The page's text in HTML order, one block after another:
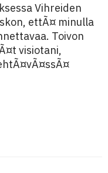
Vihreiden
ettÃ¤ minulla
Toivon
visiotani,